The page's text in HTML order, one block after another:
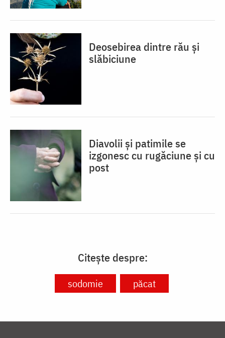
Deosebirea dintre rău și
slăbiciune
Diavolii și patimile se
izgonesc cu rugăciune și cu
post
Citește despre:
sodomie păcat